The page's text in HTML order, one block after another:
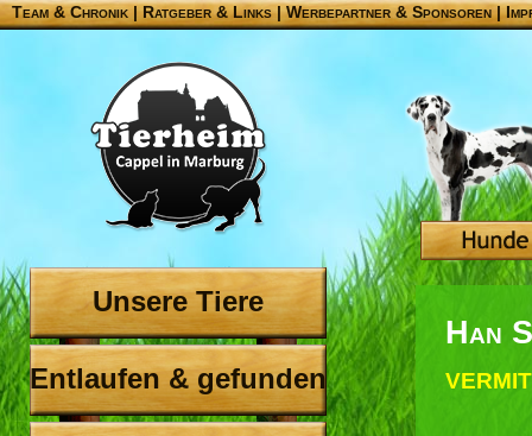
Team & Chronik |Ratgeber & Links|Werbepartner & Sponsoren|
Unsere Tiere
Entlaufen & gefunden
Han